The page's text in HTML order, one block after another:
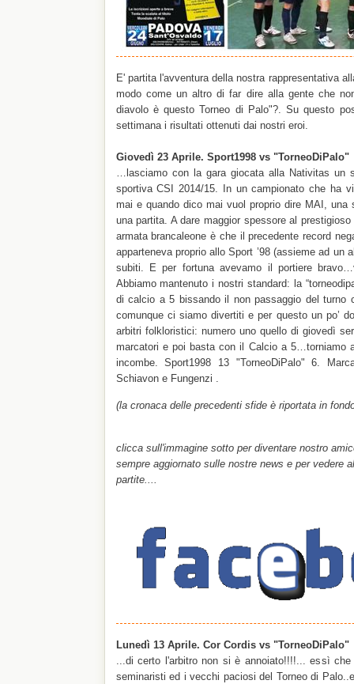
E' partita l'avventura della nostra rappresentativa
modo come un altro di far dire alla gente che
diavolo è questo Torneo di Palo"?. Su questo
settimana i risultati ottenuti dai nostri eroi.
Giovedì 23 Aprile. Sport1998 vs "TorneoDiPalo"
…lasciamo con la gara giocata alla Nativitas un
sportiva CSI 2014/15. In un campionato che ha
mai e quando dico mai vuol proprio dire MAI, una
una partita. A dare maggior spessore al
armata brancaleone è che il precedente record
apparteneva proprio allo Sport ’98 (assieme ad un
subiti. E per fortuna avevamo il portiere
Abbiamo mantenuto i nostri standard: la
di calcio a 5 bissando il non passaggio del turno
comunque ci siamo divertiti e per questo un po’
arbitri folkloristici: numero uno quello di giovedì
marcatori e poi basta con il Calcio a 5…torniamo
incombe. Sport1998 13 "TorneoDiPalo" 6.
Schiavon e Fungenzi .
(la cronaca delle precedenti sfide è riportata in
clicca sull'immagine sotto per diventare nostro
sempre aggiornato sulle nostre news e per vedere
partite....
Lunedì 13 Aprile. Cor Cordis vs "TorneoDiPalo"
...di certo l'arbitro non si è annoiato!!!!... essì
seminaristi ed i vecchi paciosi del Torneo di